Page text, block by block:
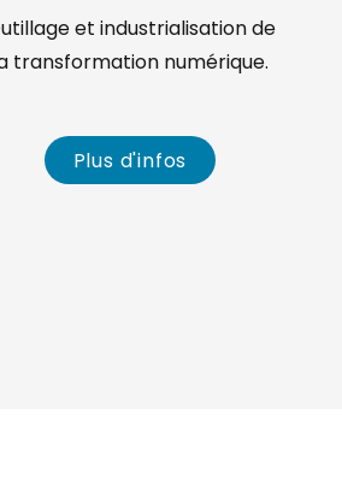
et industrialisation de
transformation numérique.
Plus d'infos